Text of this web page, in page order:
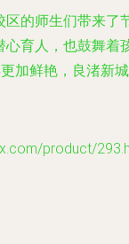
的师生们带来
育人，也鼓舞
加鲜艳，良渚新
product/